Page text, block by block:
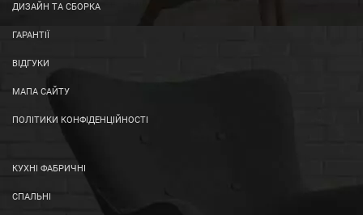
ДИЗАЙН ТА СБОРКА
ГАРАНТІЇ
ВІДГУКИ
МАПА САЙТУ
ПОЛІТИКИ КОНФІДЕНЦІЙНОСТІ
КУХНІ ФАБРИЧНІ
СПАЛЬНІ